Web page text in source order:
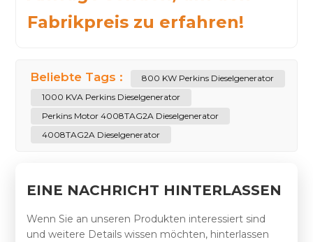
Fabrikpreis zu erfahren!
Beliebte Tags :
800 KW Perkins Dieselgenerator
1000 KVA Perkins Dieselgenerator
Perkins Motor 4008TAG2A Dieselgenerator
4008TAG2A Dieselgenerator
EINE NACHRICHT HINTERLASSEN
Wenn Sie an unseren Produkten interessiert sind
und weitere Details wissen möchten, hinterlassen